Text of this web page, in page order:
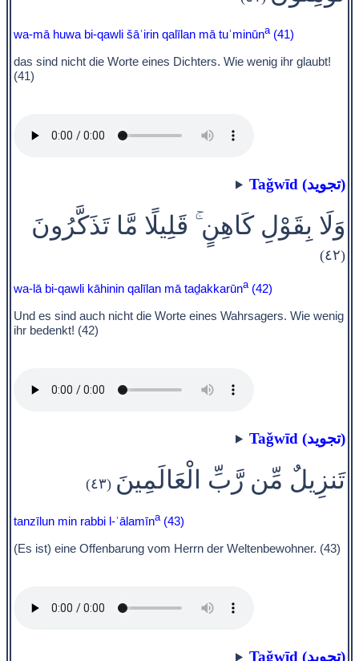
wa-mā huwa bi-qawli šāʿirin qalīlan mā tuʾminūna(41)
das sind nicht die Worte eines Dichters. Wie wenig ihr glaubt!
(41)
Taǧwīd (تجويد)
وَلَا بِقَوْلِ كَاهِنٍ ۚ قَلِيلًا مَّا تَذَكَّرُونَ
(٤٢)
wa-lā bi-qawli kāhinin qalīlan mā taḏakkarūna(42)
Und es sind auch nicht die Worte eines Wahrsagers. Wie wenig
ihr bedenkt! (42)
Taǧwīd (تجويد)
تَنزِيلٌ مِّن رَّبِّ الْعَالَمِينَ (٤٣)
tanzīlun min rabbi l-ʿālamīna(43)
(Es ist) eine Offenbarung vom Herrn der Weltenbewohner. (43)
Taǧwīd (تجويد)